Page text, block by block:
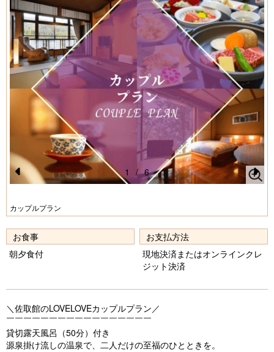
Pr
e
o
u
カップルプラン
N
1 / 6
お食事
朝夕食付
お支払方法
現地決済またはオンラインクレ
ジット決済
＼佐取館のLOVELOVEカップルプラン／
￣￣￣￣￣￣￣￣￣￣￣￣￣￣￣￣￣
貸切露天風呂（50分）付き
源泉掛け流しの温泉で、二人だけの至福のひとときを。